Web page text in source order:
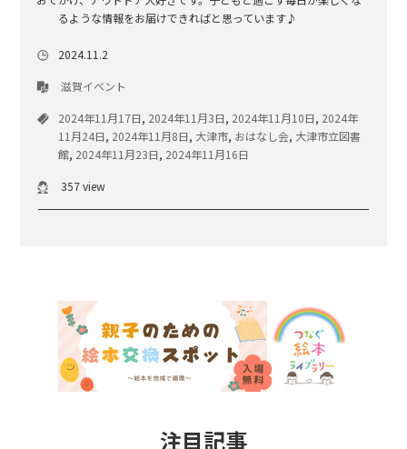
るような情報をお届けできればと思っています♪
2024.11.2
滋賀イベント
2024年11月17日, 2024年11月3日, 2024年11月10日, 2024年
11月24日, 2024年11月8日, 大津市, おはなし会, 大津市立図書
館, 2024年11月23日, 2024年11月16日
357 view
注目記事